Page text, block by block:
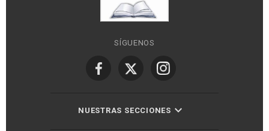
SÍGUENOS
NUESTRAS SECCIONES